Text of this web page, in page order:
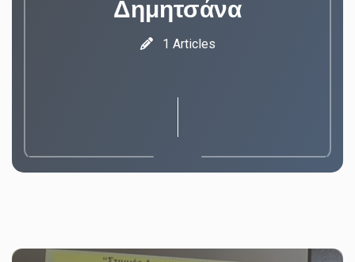
Δημητσάνα
1 Articles